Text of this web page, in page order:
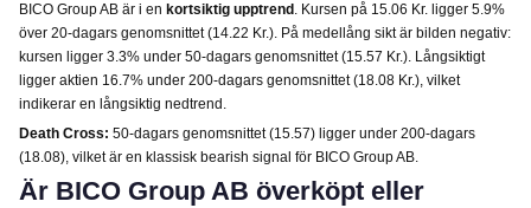
BICO Group AB är i en kortsiktig upptrend . Kursen på 15.06 Kr. ligger 5.9%
över 20-dagars genomsnittet (14.22 Kr.). På medellång sikt är bilden negativ:
kursen ligger 3.3% under 50-dagars genomsnittet (15.57 Kr.). Långsiktigt
ligger aktien 16.7% under 200-dagars genomsnittet (18.08 Kr.), vilket
indikerar en långsiktig nedtrend.
Death Cross: 50-dagars genomsnittet (15.57) ligger under 200-dagars
(18.08), vilket är en klassisk bearish signal för BICO Group AB.
Är BICO Group AB överköpt eller